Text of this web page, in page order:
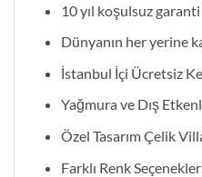
10 yıl koşulsuz garanti
Dünyanın her yerine
İstanbul İçi Ücretsiz
Yağmura ve Dış
Özel Tasarım Çelik
Farklı Renk